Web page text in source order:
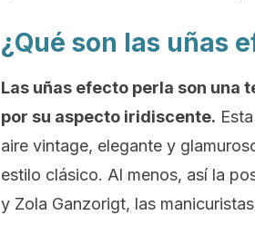
¿Qué son las uñas
Las uñas efecto perla son una
por su aspecto iridiscente.
aire vintage, elegante y
estilo clásico. Al menos, así la
y Zola Ganzorigt, las